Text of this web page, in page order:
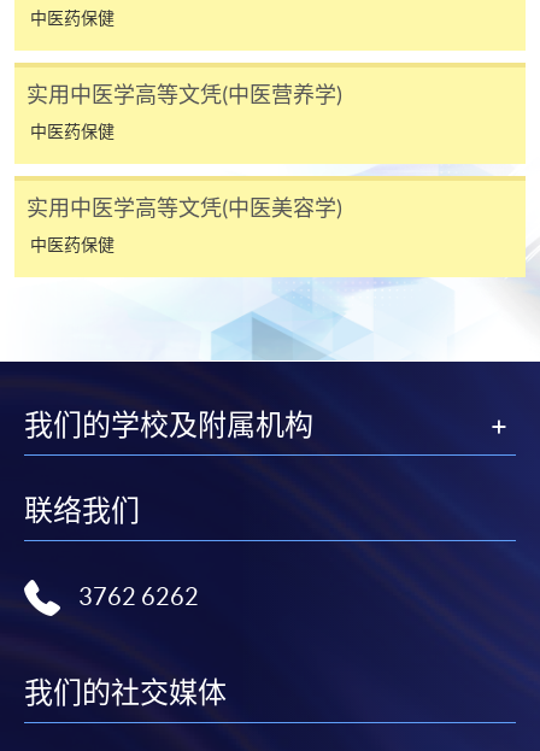
Mastercard卡」）缴付学费。香港大学专业进修学院
Mastercard卡持有人，如报读课程满港币2,000元，可
信用卡持有人。详情请向学院报名中心职员查询。
4. 网上缴费服务
大部份公开招生的课程（以先到先得形式报名）及个
别学历颁授课程提供网上报名/注册服务，申请人可在
Mastercard缴付有关课程的报名费或学费。除上述支
付方式之外，如就读学历颁授课程设有网上服务，学
员亦可以微信支付（Online WeChat Pay）、支付宝
参阅报名办法 -网上报名服务 。
名程序，建议申请人亲身到学院报名中心报名，并避
除由学院裁定的特殊情况（例如课程因报名人数不足
中医药保健
实用中医学高等文凭(中医营养学)
中医药保健
实用中医学高等文凭(中医美容学)
中医药保健
我们的学校及附属机构
联络我们
3762 6262
我们的社交媒体